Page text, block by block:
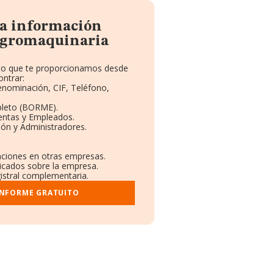
información
que te proporcionamos desde
CIF, Teléfono,
(BORME).
y Empleados.
y Administradores.
en otras empresas.
sobre la empresa.
complementaria.
GRATUITO